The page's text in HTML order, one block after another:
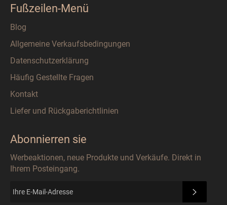
Fußzeilen-Menü
Blog
Allgemeine Verkaufsbedingungen
Datenschutzerklärung
Häufig Gestellte Fragen
Kontakt
Liefer und Rückgaberichtlinien
Abonnierren sie
Werbeaktionen, neue Produkte und Verkäufe. Direkt in
Ihrem Posteingang.